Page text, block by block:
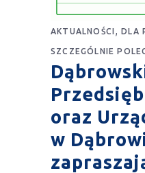
AKTUALNOŚCI ,DLA
SZCZEGÓLNIE
oraz
w